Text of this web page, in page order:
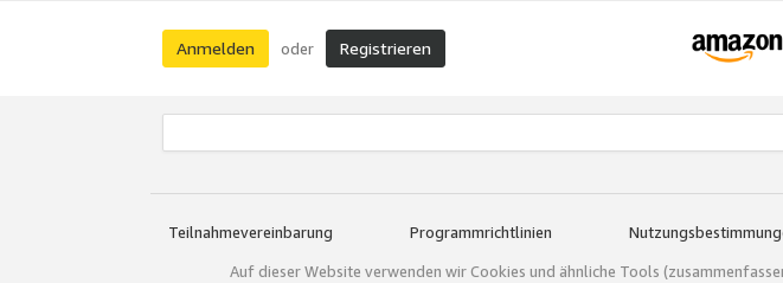
Anmelden oder Registrieren
Teilnahmevereinbarung Programmrichtlinien
Auf dieser Website verwenden wir Cookies und ähnliche Tools